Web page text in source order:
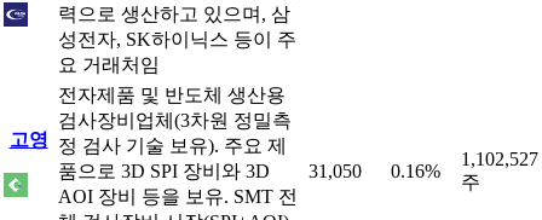
력으로 생산하고 있으며, 삼
성전자, SK하이닉스 등이 주
요 거래처임
고영
전자제품 및 반도체 생산용
검사장비업체(3차원 정밀측
정 검사 기술 보유). 주요 제
품으로 3D SPI 장비와 3D
AOI 장비 등을 보유. SMT 전
31,050 0.16%
1,102,527
주